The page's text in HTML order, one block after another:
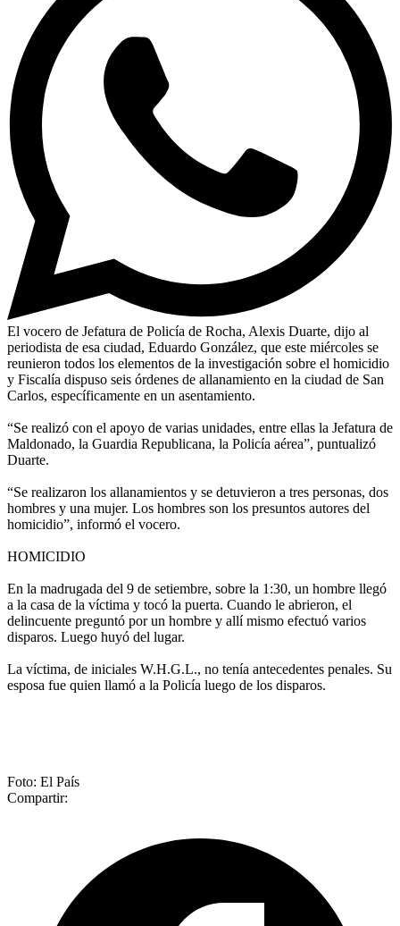
El vocero de Jefatura de Policía de Rocha, Alexis Duarte, dijo al
periodista de esa ciudad, Eduardo González, que este miércoles se
reunieron todos los elementos de la investigación sobre el homicidio
y Fiscalía dispuso seis órdenes de allanamiento en la ciudad de San
Carlos, específicamente en un asentamiento.
“Se realizó con el apoyo de varias unidades, entre ellas la Jefatura de
Maldonado, la Guardia Republicana, la Policía aérea”, puntualizó
Duarte.
“Se realizaron los allanamientos y se detuvieron a tres personas, dos
hombres y una mujer. Los hombres son los presuntos autores del
homicidio”, informó el vocero.
HOMICIDIO
En la madrugada del 9 de setiembre, sobre la 1:30, un hombre llegó
a la casa de la víctima y tocó la puerta. Cuando le abrieron, el
delincuente preguntó por un hombre y allí mismo efectuó varios
disparos. Luego huyó del lugar.
La víctima, de iniciales W.H.G.L., no tenía antecedentes penales. Su
esposa fue quien llamó a la Policía luego de los disparos.
Foto: El País
Compartir: